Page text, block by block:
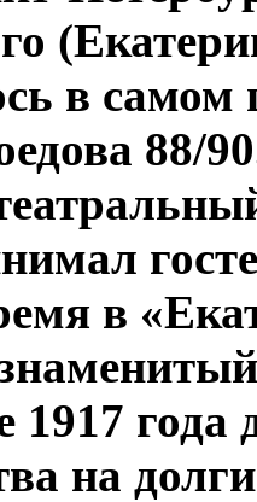
в самом
88/
в
1917 года
на